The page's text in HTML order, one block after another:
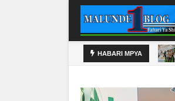
HABARI MPYA